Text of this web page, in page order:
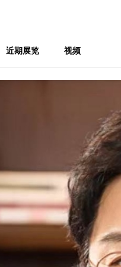
近期展览 视频